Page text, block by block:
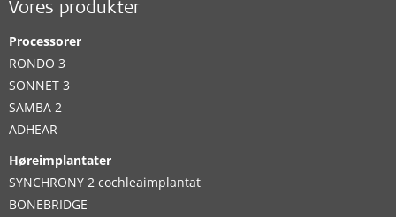
Vores produkter
Processorer
RONDO 3
SONNET 3
SAMBA 2
ADHEAR
Høreimplantater
SYNCHRONY 2 cochleaimplantat
BONEBRIDGE